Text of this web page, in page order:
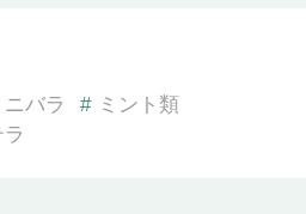
ニバラ # ミント類